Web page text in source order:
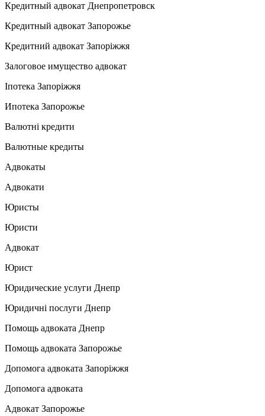
Кредитный адвокат Днепропетровск
Кредитный адвокат Запорожье
Кредитний адвокат Запоріжжя
Залоговое имущество адвокат
Іпотека Запоріжжя
Ипотека Запорожье
Валютні кредити
Валютные кредиты
Адвокаты
Адвокати
Юристы
Юристи
Адвокат
Юрист
Юридические услуги Днепр
Юридичні послуги Днепр
Помощь адвоката Днепр
Помощь адвоката Запорожье
Допомога адвоката Запоріжжя
Допомога адвоката
Адвокат Запорожье